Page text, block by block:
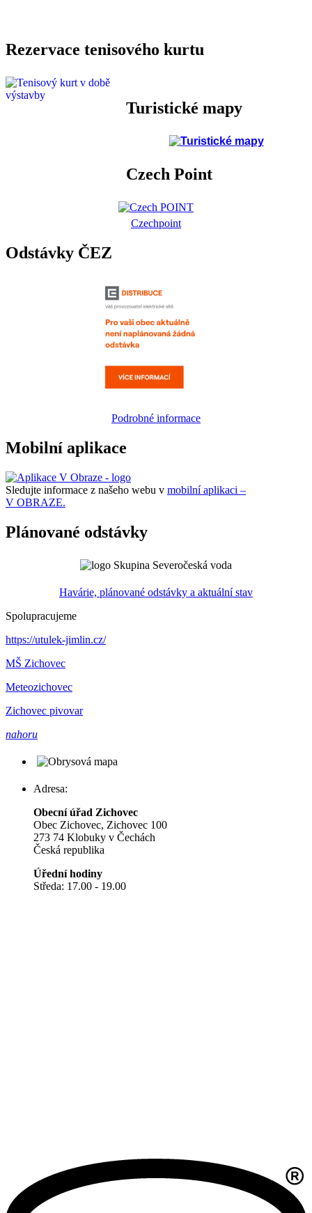
Rezervace tenisového kurtu
Turistické mapy
Czech Point
Czechpoint
Odstávky ČEZ
Podrobné informace
Mobilní aplikace
Sledujte informace z našeho webu v mobilní aplikaci –
V OBRAZE.
Plánované odstávky
Havárie, plánované odstávky a aktuální stav
Spolupracujeme
https://utulek-jimlin.cz/
MŠ Zichovec
Meteozichovec
Zichovec pivovar
nahoru
Adresa:
Obecní úřad Zichovec
Obec Zichovec, Zichovec 100
273 74 Klobuky v Čechách
Česká republika
Úřední hodiny
Středa: 17.00 - 19.00